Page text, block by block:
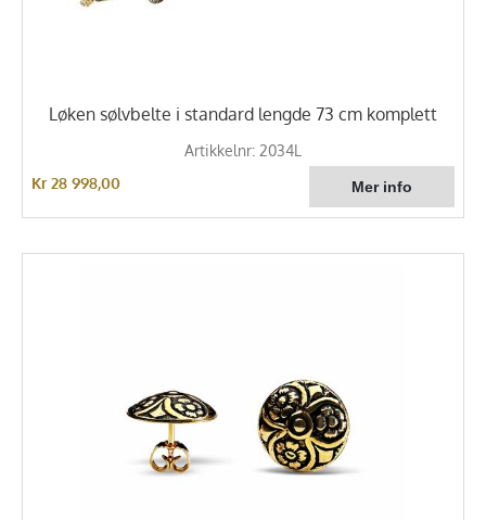
Løken sølvbelte i standard lengde 73 cm komplett
Artikkelnr: 2034L
Kr 28 998,00